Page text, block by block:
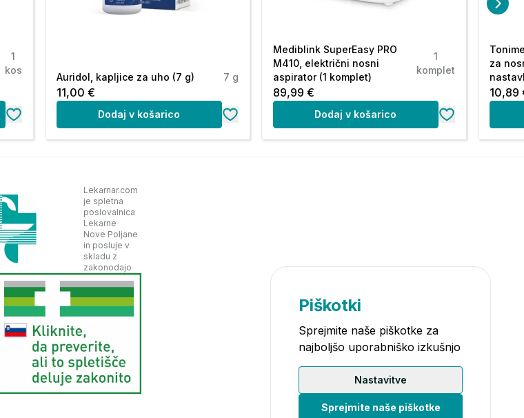
1
kos
Auridol, kapljice za uho (7 g) 7 g
11,00 €
Dodaj v košarico
Mediblink SuperEasy PRO
M410, električni nosni
aspirator (1 komplet)
1
komplet
89,99 €
Dodaj v košarico
za
10,89
Lekarnar.com
je spletna
poslovalnica
Lekarne
Nove Poljane
in posluje v
skladu z
zakonodajo
Piškotki
Sprejmite naše piškotke za
najboljšo uporabniško izkušnjo
Nastavitve
Sprejmite naše piškotke